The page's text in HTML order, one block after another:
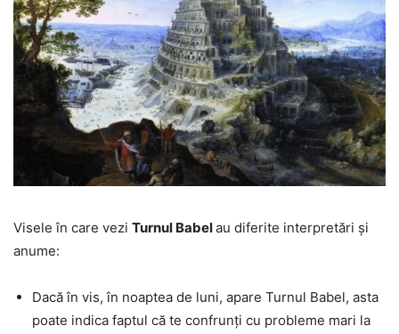
Visele în care vezi Turnul Babelau diferite interpretări și
anume:
Dacă în vis, în noaptea de luni, apare Turnul Babel, asta
poate indica faptul că te confrunți cu probleme mari la